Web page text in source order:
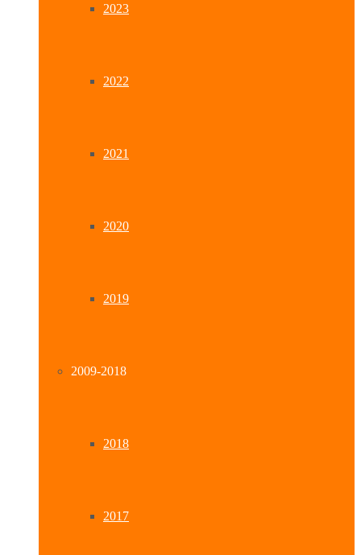
2023
2022
2021
2020
2019
2009-2018
2018
2017